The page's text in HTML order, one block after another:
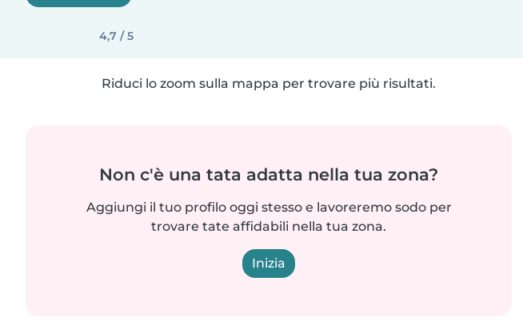
4,7 / 5
Riduci lo zoom sulla mappa per trovare più risultati.
Non c'è una tata adatta nella tua zona?
Aggiungi il tuo profilo oggi stesso e lavoreremo sodo per
trovare tate affidabili nella tua zona.
Inizia